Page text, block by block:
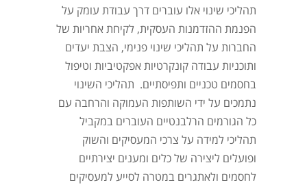
תהליכי שינוי אלו עוברים דרך עבודת עומק על
הפנמת ההזדמנות העסקית, לקיחת אחריות של
החברות על תהליכי שינוי פנימי, הצבת יעדים
ותוכניות עבודה קונקרטיות אפקטיביות וטיפול
בחסמים טכניים ותפיסתיים. תהליכי השינוי
נתמכים על ידי השותפות העמוקה והרחבה עם
כל הגורמים הרלבנטיים העוברים במקביל
תהליכי למידה על צרכי המעסיקים והשוק
ופועלים ליצירה של כלים ומענים יצירתיים
לחסמים ולאתגרים במטרה לסייע למעסיקים